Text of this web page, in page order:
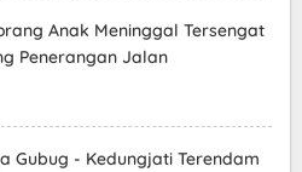
Anak Meninggal Tersengat
Penerangan Jalan
Gubug - Kedungjati Terendam